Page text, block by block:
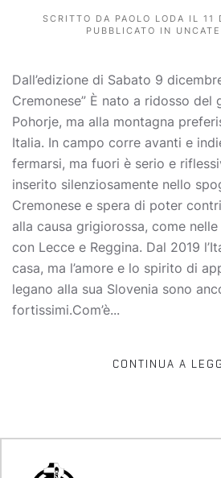
SCRITTO DA PAOLO LODA IL 11
PUBBLICATO IN
Dall’edizione di Sabato 9
Cremonese” È nato a ridosso del
Pohorje, ma alla montagna
Italia. In campo corre avanti e
fermarsi, ma fuori è serio e
inserito silenziosamente nello
Cremonese e spera di poter
alla causa grigiorossa, come
con Lecce e Reggina. Dal 2019
casa, ma l’amore e lo spirito di
legano alla sua Slovenia sono
fortissimi.Com’è...
CONTINUA A